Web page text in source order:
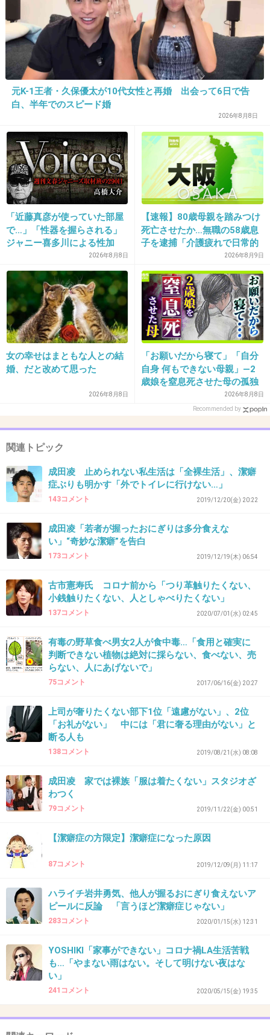
+115
37. 匿名 2021/03/22(月) 09:51:18
潔癖だけど彼女出来たらキス以上は平気なんで
しょう
+21 -0
38. 匿名2021/03/22(月) 09:51:23
桃李の兄弟
+61 -5
39. 匿名 2021/03/22(月) 09:51:24
あの人に常在菌の交換とか言われたら発狂する
だろうな
+16 -2
2021/03/22(月) 09:51:25
1件の返信
+47
41. 匿名2021/03/22(月) 09:51:27
>>2
オムツでもはいてるじゃない
1件の返信
2021/03/22(月) 09:51:32
かわいい女優とならありなんだろな
1件の返信
>>6
本当だったらがっかりだよ。さんまさんの再現ドラマで凄く良い人そうに見え
たのにー
>>18
窮鼠観たけどがっつりベッドシーンあった
てか潔癖なのにプライベートで大倉君にキスし
元K-1王者・久保優太が10代女性と再婚 出会って6日で告
白、半年でのスピード婚
2026年8月8日
「近藤真彦が使っていた部屋
で…」「性器を握らされる」
ジャニー喜多川による性加
害、語り始めた被害者たち
《徹底取材の裏側》
2026年8月8日
【速報】80歳母親を踏みつけ
死亡させたか…無職の58歳息
子を逮捕「介護疲れで日常的
に暴行」肋骨８本折れ体には
多数の痕 大阪・岬町
2026年8月9日
女の幸せはまともな人との結
婚、だと改めて思った
2026年8月8日
「お願いだから寝て」「自分
自身 何もできない母親」―2
歳娘を窒息死させた母の孤独
「娘は『ママどうして』と」
限界の年子ワンオペ育児 法
2026年8月8日
Recommended by
関連トピック
成田凌 止められない私生活は「全裸生活」、潔癖
症ぶりも明かす「外でトイレに行けない…」
143コメント 2019/12/20(金) 20:22
成田凌「若者が握ったおにぎりは多分食えな
い」“奇妙な潔癖”を告白
173コメント 2019/12/19(木) 06:54
古市憲寿氏 コロナ前から「つり革触りたくない、
小銭触りたくない、人としゃべりたくない」
137コメント 2020/07/01(水) 02:45
有毒の野草食べ男女2人が食中毒…「食用と確実に
判断できない植物は絶対に採らない、食べない、売
らない、人にあげないで」
75コメント 2017/06/16(金) 20:27
上司が奢りたくない部下1位「遠慮がない」、2位
「お礼がない」 中には「君に奢る理由がない」と
断る人も
138コメント 2019/08/21(水) 08:08
成田凌 家では裸族「服は着たくない」スタジオざ
わつく
79コメント 2019/11/22(金) 00:51
【潔癖症の方限定】潔癖症になった原因
87コメント 2019/12/09(月) 11:17
ハライチ岩井勇気、他人が握るおにぎり食えないア
ピールに反論 「言うほど潔癖症じゃない」
283コメント 2020/01/15(水) 12:31
YOSHIKI「家事ができない」コロナ禍LA生活苦戦
も…「やまない雨はない。そして明けない夜はな
い」
241コメント 2020/05/15(金) 19:35